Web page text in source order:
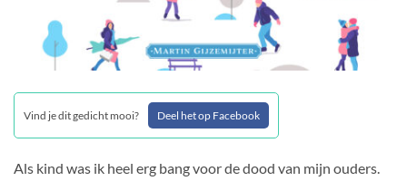
Vind je dit gedicht mooi? Deel het op Facebook
Als kind was ik heel erg bang voor de dood van mijn ouders.